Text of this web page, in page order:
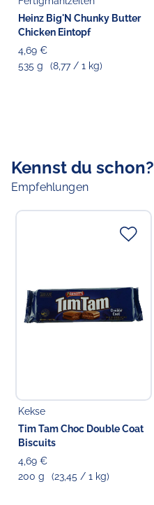
Heinz Big'N Chunky Butter
Chicken Eintopf
4,69 €
535 g
(8,77 / 1 kg)
Kennst du schon?
Empfehlungen
Kekse
Tim Tam Choc Double Coat
Biscuits
4,69 €
200 g
(23,45 / 1 kg)